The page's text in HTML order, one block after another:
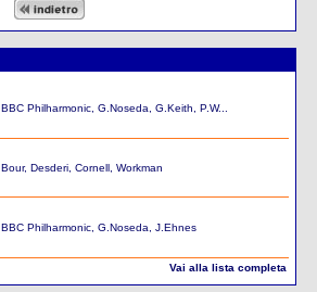
BBC Philharmonic, G.Noseda, G.Keith, P.W...
Bour, Desderi, Cornell, Workman
BBC Philharmonic, G.Noseda, J.Ehnes
Vai alla lista completa